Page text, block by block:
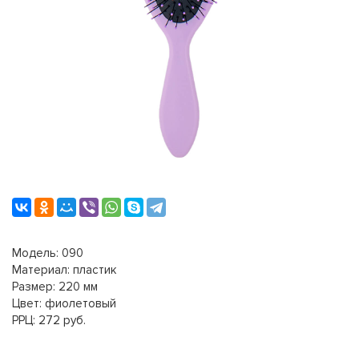
Модель: 090
Материал: пластик
Размер: 220 мм
Цвет: фиолетовый
РРЦ: 272 руб.